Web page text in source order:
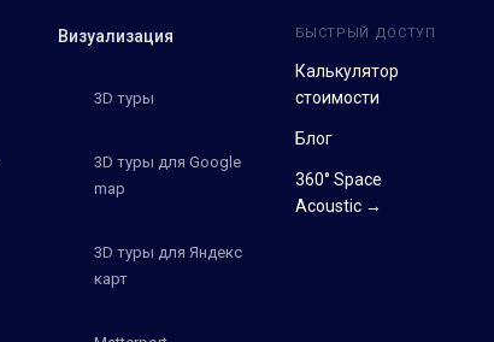
Визуализация
3D туры
3D туры для Google
map
3D туры для Яндекс
карт
БЫСТРЫЙ ДОСТУП
Калькулятор
стоимости
Блог
360° Space
Acoustic →